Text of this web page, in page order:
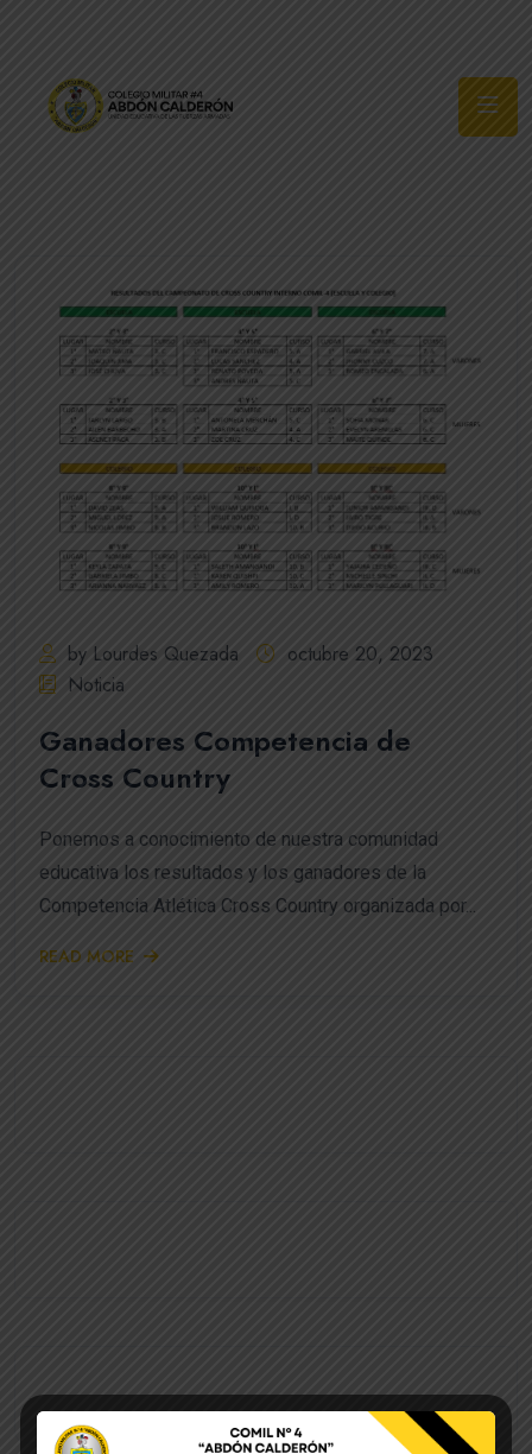
by Lourdes Quezada
octubre 20, 2023
Noticia
Ganadores Competencia de
Cross Country
Ponemos a conocimiento de nuestra comunidad
educativa los resultados y los ganadores de la
Competencia Atlética Cross Country organizada por...
READ MORE